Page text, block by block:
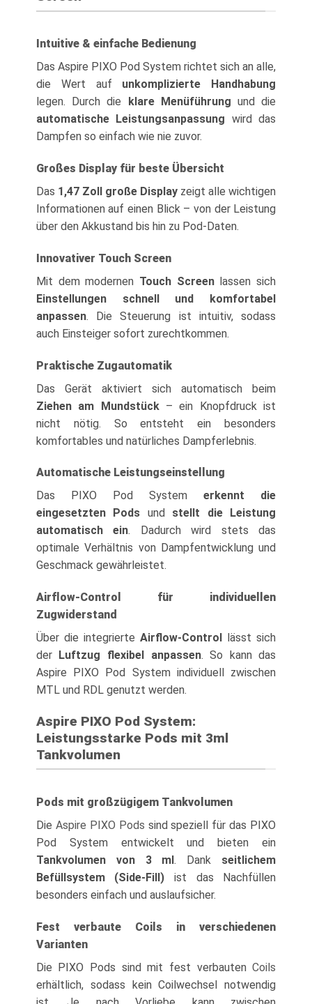
Intuitive & einfache Bedienung
Das Aspire PIXO Pod System richtet sich an alle,
die Wert auf unkomplizierte Handhabung
legen. Durch die
klare Menüführung und die
automatische Leistungsanpassung wird das
Dampfen so einfach wie nie zuvor.
Großes Display für beste Übersicht
Das 1,47 Zoll große Display zeigt alle wichtigen
Informationen auf einen Blick – von der Leistung
über den Akkustand bis hin zu Pod-Daten.
Innovativer Touch Screen
Mit dem modernen Touch Screenlassen sich
Einstellungen schnell und komfortabel
anpassen. Die Steuerung ist intuitiv, sodass
auch Einsteiger sofort zurechtkommen.
Praktische Zugautomatik
Das Gerät aktiviert sich automatisch beim
Ziehen am Mundstück– ein Knopfdruck ist
nicht nötig. So entsteht ein besonders
komfortables und natürliches Dampferlebnis.
Automatische Leistungseinstellung
Das PIXO Pod Systemerkennt die
eingesetzten Pods und stellt die Leistung
automatisch ein. Dadurch wird stets das
optimale Verhältnis von Dampfentwicklung und
Geschmack gewährleistet.
Airflow-Control für individuellen
Zugwiderstand
Über die integrierteAirflow-Control
lässt sich
der
Luftzug flexibel anpassen. So kann das
Aspire PIXO Pod System individuell zwischen
MTL und RDL genutzt werden.
Aspire PIXO Pod System:
Leistungsstarke Pods mit 3ml
Tankvolumen
Pods mit großzügigem Tankvolumen
Die Aspire PIXO Pods sind speziell für das PIXO
Pod System entwickelt und bieten ein
Tankvolumen von 3 ml. Dank seitlichem
Befüllsystem (Side-Fill) ist das Nachfüllen
besonders einfach und auslaufsicher.
Fest verbaute Coils in verschiedenen
Varianten
Die PIXO Pods sind mit fest verbautenCoils
erhältlich, sodass kein Coilwechsel notwendig